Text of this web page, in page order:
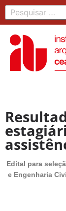
Edital para
e Engenharia